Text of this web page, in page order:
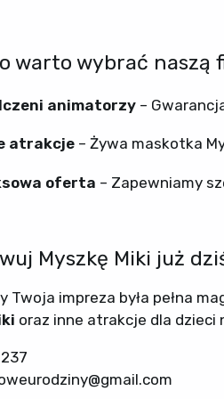
warto wybrać naszą
animatorzy–
atrakcje– Żywa maskotka
oferta – Zapewniamy
Myszkę Miki już
Twoja impreza była pełna
oraz inne atrakcje dla